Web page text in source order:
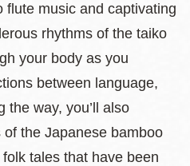
flute music and captivating
rhythms of the taiko
your body as you
between language,
the way, you’ll also
the Japanese bamboo
tales that have been